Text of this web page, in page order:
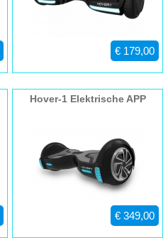
€ 179,00
Hover-1 Elektrische APP
€ 349,00